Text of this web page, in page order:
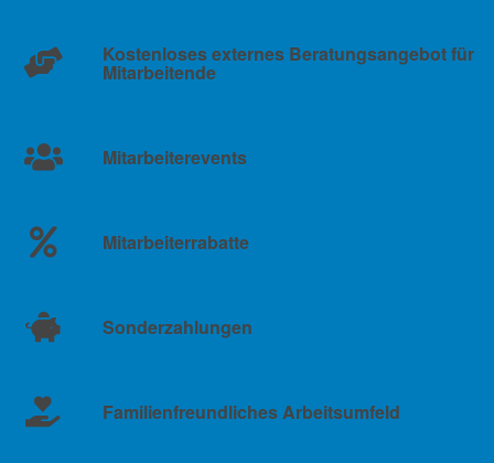
Kostenloses externes Beratungsangebot für
Mitarbeitende
Mitarbeiterevents
Mitarbeiterrabatte
Sonderzahlungen
Familienfreundliches Arbeitsumfeld